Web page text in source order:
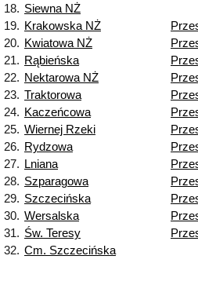
18. Siewna NŻ
19. Krakowska NŻ
20. Kwiatowa NŻ
21. Rąbieńska
22. Nektarowa NŻ
23. Traktorowa
24. Kaczeńcowa
25. Wiernej Rzeki
26. Rydzowa
27. Lniana
28. Szparagowa
29. Szczecińska
30. Wersalska
31. Św. Teresy
32. Cm. Szczecińska